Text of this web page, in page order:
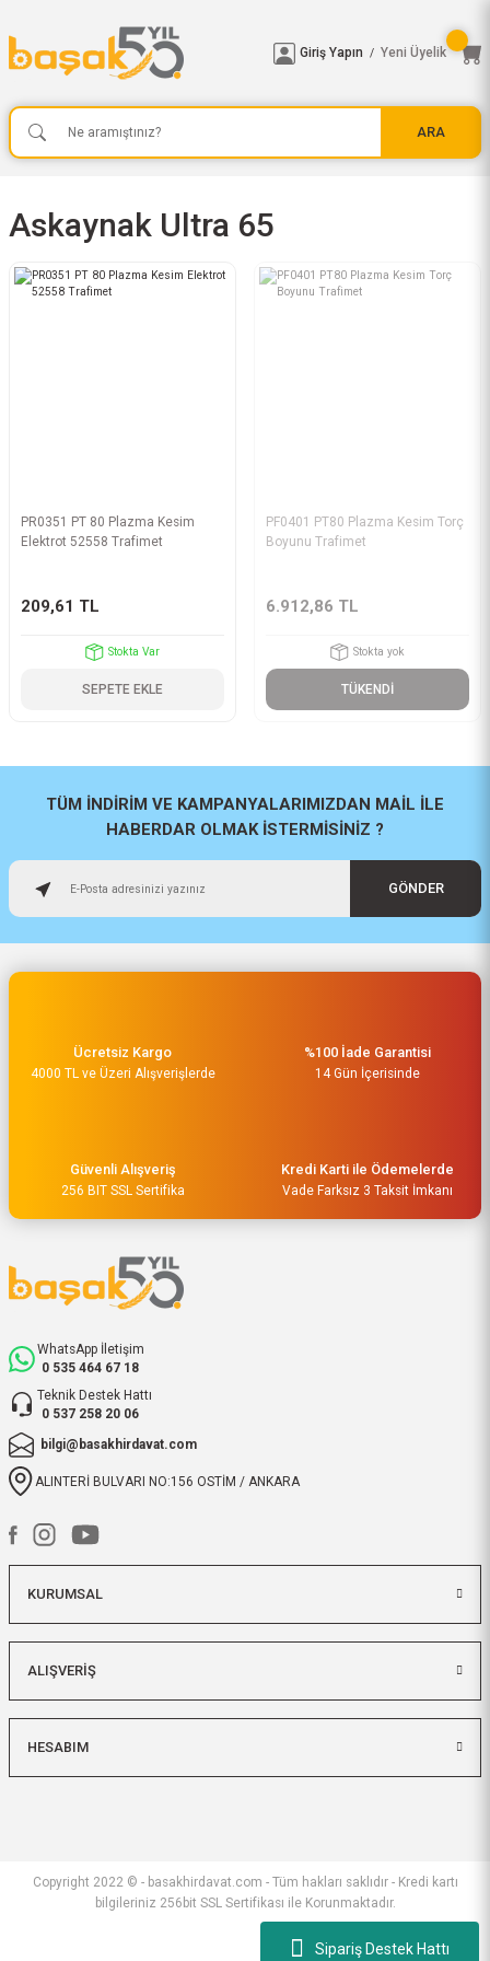
Sipariş Destek Hattı
ARA
Giriş Yapın / Yeni Üyelik
Askaynak Ultra 65
PR0351 PT 80 Plazma Kesim
Elektrot 52558 Trafimet
209,61 TL
Stokta Var
SEPETE EKLE
PF0401 PT80 Plazma Kesim Torç
Boyunu Trafimet
6.912,86 TL
Stokta yok
TÜKENDİ
TÜM İNDİRİM VE KAMPANYALARIMIZDAN MAİL İLE
HABERDAR OLMAK İSTERMİSİNİZ ?
GÖNDER
Ücretsiz Kargo
4000 TL ve Üzeri Alışverişlerde
%100 İade Garantisi
14 Gün İçerisinde
Güvenli Alışveriş
256 BIT SSL Sertifika
Kredi Karti ile Ödemelerde
Vade Farksız 3 Taksit İmkanı
WhatsApp İletişim
0 535 464 67 18
Teknik Destek Hattı
0 537 258 20 06
bilgi@basakhirdavat.com
ALINTERİ BULVARI NO:156 OSTİM / ANKARA
KURUMSAL
ALIŞVERİŞ
HESABIM
Copyright 2022 © - basakhirdavat.com - Tüm hakları saklıdır - Kredi kartı
bilgileriniz 256bit SSL Sertifikası ile Korunmaktadır.